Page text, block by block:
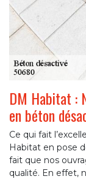
DM Habitat :
en béton
Ce qui fait
Habitat en pose
fait que nos
qualité. En effet,